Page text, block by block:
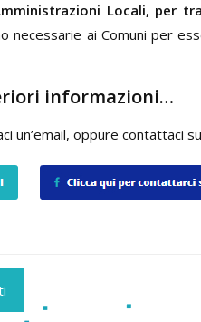
Locali, per
necessarie ai Comuni per
informazioni…
un’email, oppure contattaci